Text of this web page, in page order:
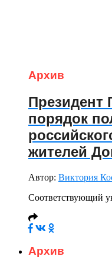
Архив
Президент
порядок
жителей
Автор: Виктория
Соответствующий
Архив